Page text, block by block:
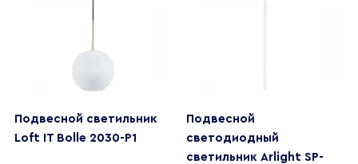
Подвесной светильник
Loft IT Bolle 2030-P1
Подвесной
светодиодный
светильник Arlight SP-